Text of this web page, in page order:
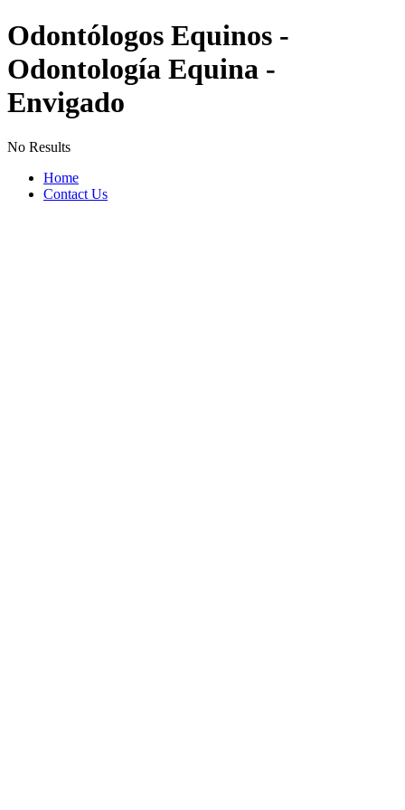
Odontólogos Equinos -
Odontología Equina -
Envigado
No Results
Home
Contact Us